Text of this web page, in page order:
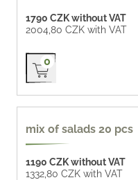
1790 CZK without VAT
2004,80 CZK with VAT
Přidat do košíku
0
popular
mix of salads 20 pcs
1190 CZK without VAT
1332,80 CZK with VAT